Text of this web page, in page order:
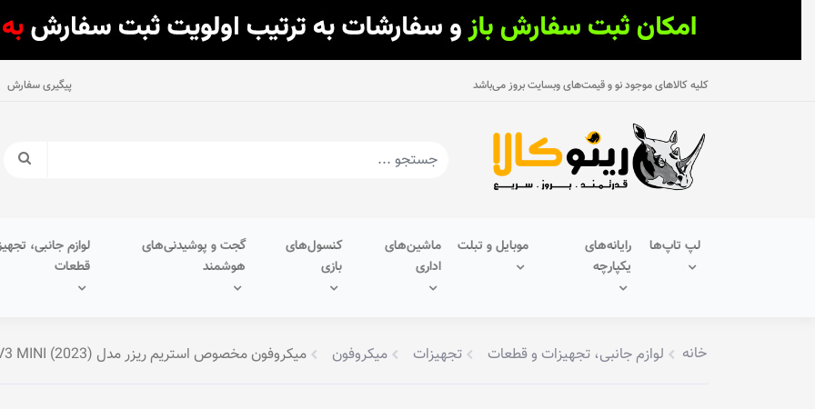
کلیه کالاهای موجود نو و قیمت‌های وبسایت بروز می‌باشد پیگیری سفارش
لپ تاپ‌ها
رایانه‌های
یکپارچه
موبایل و تبلت
ماشین‌های
اداری
کنسول‌های
بازی
گجت و پوشیدنی‌های
هوشمند
لوازم جانبی،
قطعات
خانه لوازم جانبی، تجهیزات و قطعات تجهیزات میکروفون میکروفون مخصوص استریم ریزر مدل SEIREN V3 MINI (2023)